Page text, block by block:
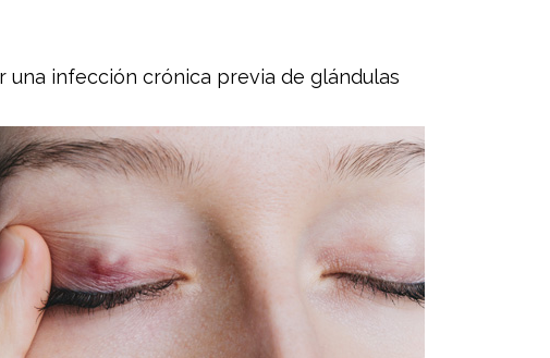
infección crónica previa de glándulas